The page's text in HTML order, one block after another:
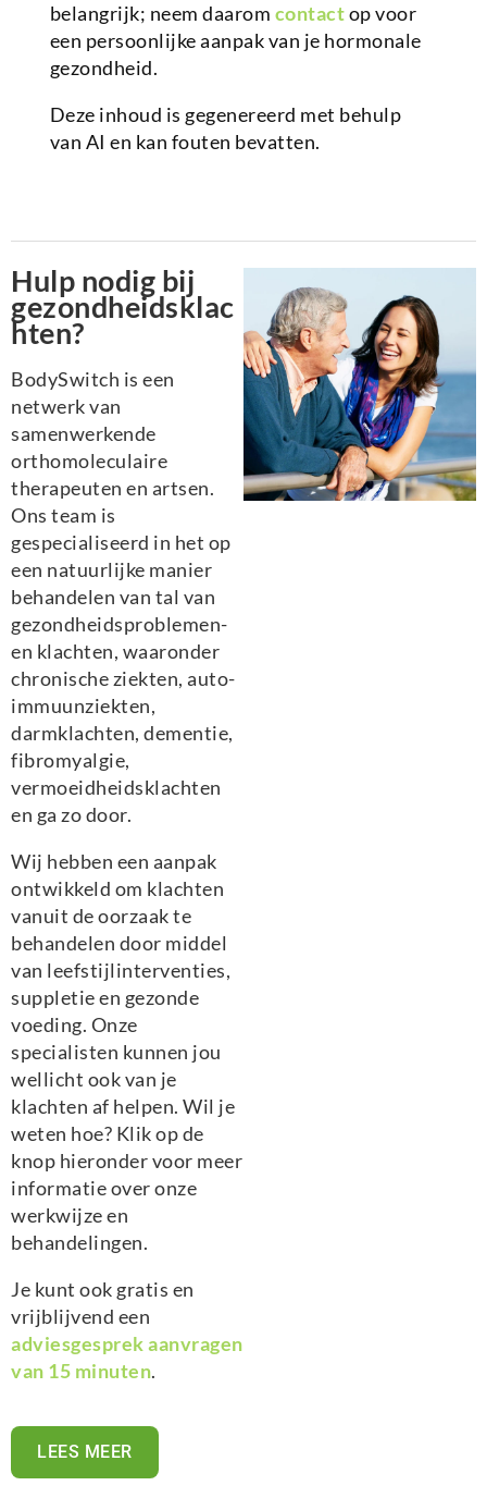
belangrijk; neem daarom contactop voor
een persoonlijke aanpak van je hormonale
gezondheid.
Deze inhoud is gegenereerd met behulp
van AI en kan fouten bevatten.
Hulp nodig bij
gezondheidsklac
hten?
BodySwitch is een
netwerk van
samenwerkende
orthomoleculaire
therapeuten en artsen.
Ons team is
gespecialiseerd in het op
een natuurlijke manier
behandelen van tal van
gezondheidsproblemen-
en klachten, waaronder
chronische ziekten, auto-
immuunziekten,
darmklachten, dementie,
fibromyalgie,
vermoeidheidsklachten
en ga zo door.
Wij hebben een aanpak
ontwikkeld om klachten
vanuit de oorzaak te
behandelen door middel
van leefstijlinterventies,
suppletie en gezonde
voeding. Onze
specialisten kunnen jou
wellicht ook van je
klachten af helpen. Wil je
weten hoe? Klik op de
knop hieronder voor meer
informatie over onze
werkwijze en
behandelingen.
Je kunt ook gratis en
vrijblijvend een
adviesgesprek aanvragen
van 15 minuten.
LEES MEER